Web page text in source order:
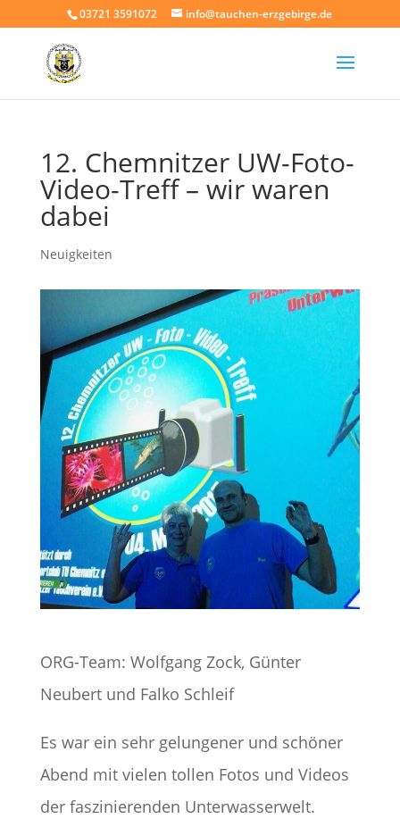
03721 3591072 info@tauchen-erzgebirge.de
12. Chemnitzer UW-Foto-
Video-Treff – wir waren
dabei
Neuigkeiten
ORG-Team: Wolfgang Zock, Günter
Neubert und Falko Schleif
Es war ein sehr gelungener und schöner
Abend mit vielen tollen Fotos und Videos
der faszinierenden Unterwasserwelt.